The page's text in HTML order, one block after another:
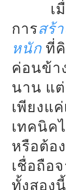
เมื่อ
การสร้
หนัก ที่
ค่อนข้า
นาน แ
เพียงแ
เทคนิค
หรือต้อ
เชื่อถือ
ทั้งสอง